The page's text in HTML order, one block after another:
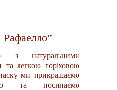
з натуральними
та легкою горіховою
ми прикрашаємо
та посипаємо